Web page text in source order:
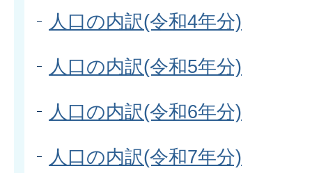
人口の内訳(令和4年分)
人口の内訳(令和5年分)
人口の内訳(令和6年分)
人口の内訳(令和7年分)